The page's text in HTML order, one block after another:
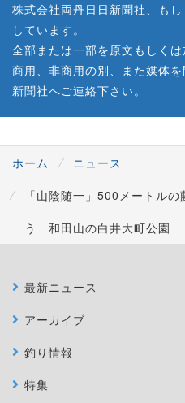
株式会社両丹日日新聞社、も
しています。
全部または一部を原文もしくは
商用、非商用の別、また媒体
新聞社へご連絡下さい。
ホーム
ニュース
「山陰随一」500メートル
う 和田山の白井大町公園
最新ニュース
アーカイブ
釣り情報
特集